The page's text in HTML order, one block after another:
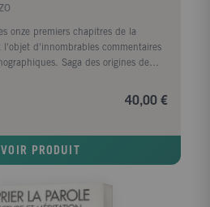
onze premiers chapitres de la
l'objet d'innombrables commentaires
Saga des origines de
quelle est la juste place de
Bianchi propose aujourd'hui son
richesse, en compagnie de ceux qui
40,00 €
VOIR PRODUIT